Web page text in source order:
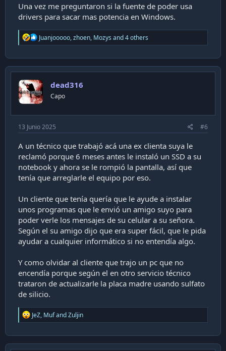
Una vez me preguntaron si la fuente de poder usa
drivers para sacar mas potencia en Windows.
R
e
c
t
o
n
s
Juanjooooo,zhoen, Mozys and 4 others
dead316
Capo
13 Junio 2025 #6
A un técnico que trabajó acá una ex clienta suya le
reclamó porque 6 meses antes le instaló un SSD a su
notebook y ahora se le rompió la pantalla, así que
tenía que arreglarle el equipo por eso.
Un cliente que tenía quería que le ayude a instalar
unos programas que le envió un amigo suyo para
poder verle los mensajes de su celular a su señora.
Según el su amigo dijo que era super fácil, que le pida
ayudar a cualquier informático si no entendía algo.
Y como olvidar al cliente que trajo un pc que no
encendía porque según el en otro servicio técnico
trataron de actualizarle la placa madre usando sulfato
de silicio.
R
e
c
t
JeZ, MufandZuljin